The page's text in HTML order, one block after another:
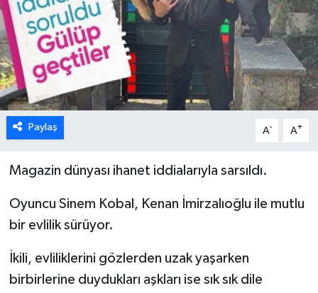
Paylaş A- A+
Magazin dünyası ihanet iddialarıyla sarsıldı.
Oyuncu Sinem Kobal, Kenan İmirzalıoğlu ile mutlu
bir evlilik sürüyor.
İkili, evliliklerini gözlerden uzak yaşarken
birbirlerine duydukları aşkları ise sık sık dile